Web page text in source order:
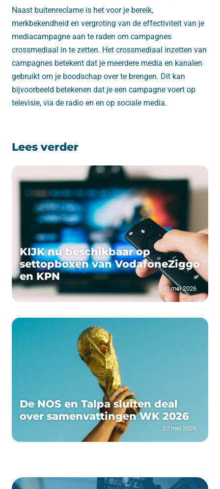
Naast buitenreclame is het voor je bereik,
merkbekendheid en vergroting van de effectiviteit van je
mediacampagne aan te raden om campagnes
crossmediaal in te zetten. Het crossmediaal inzetten van
campagnes betekent dat je meerdere media en kanalen
gebruikt om je boodschap over te brengen. Dit kan
bijvoorbeeld betekenen dat je een campagne voert op
televisie, via de radio en en op sociale media.
Lees verder
KIJK nu beschikbaar op
settopboxen van VodafoneZiggo
en KPN
30 mei 2026
De NOS en Talpa sluiten deal
over samenvattingen WK 2026
27 mei 2026